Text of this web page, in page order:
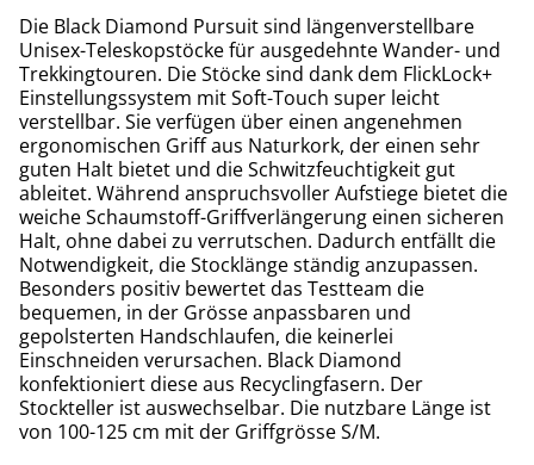
Die Black Diamond Pursuit sind längenverstellbare
Unisex-Teleskopstöcke für ausgedehnte Wander- und
Trekkingtouren. Die Stöcke sind dank dem FlickLock+
Einstellungssystem mit Soft-Touch super leicht
verstellbar. Sie verfügen über einen angenehmen
ergonomischen Griff aus Naturkork, der einen sehr
guten Halt bietet und die Schwitzfeuchtigkeit gut
ableitet. Während anspruchsvoller Aufstiege bietet die
weiche Schaumstoff-Griffverlängerung einen sicheren
Halt, ohne dabei zu verrutschen. Dadurch entfällt die
Notwendigkeit, die Stocklänge ständig anzupassen.
Besonders positiv bewertet das Testteam die
bequemen, in der Grösse anpassbaren und
gepolsterten Handschlaufen, die keinerlei
Einschneiden verursachen. Black Diamond
konfektioniert diese aus Recyclingfasern. Der
Stockteller ist auswechselbar. Die nutzbare Länge ist
von 100-125 cm mit der Griffgrösse S/M.